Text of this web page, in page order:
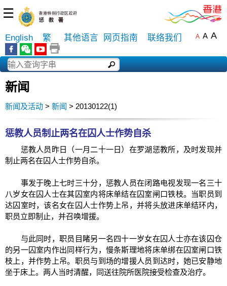
☰
English 繁 其他语言 网页指南 联络我们 A A A
新闻
新闻及活动 > 新闻 > 20130122(1)
惩教人员制止两名在囚人士作势自杀
惩教人员昨日（一月二十一日）在罗湖惩教所，及时发现并
制止两名在囚人士作势自杀。
事发于晚上七时三十分，惩教人员在闭路电视发现一名三十
八岁女在囚人士在其囚室内将床单结在囚室闸口铁枝。当职员到
达囚室时，该名女在囚人士作势上吊，并将头放进床单结环内，
职员立即制止，并召唤增援。
与此同时，职员目睹另一名四十一岁女在囚人士亦在该囚仓
的另一囚室内作出同样行为，慢条斯理地将床单绑在囚室闸口铁
枝上，并作势上吊。职员与到场的增援人员到达时，她已安静地
坐于床上。两人当时清醒，同送往院所医院接受检查及治疗。